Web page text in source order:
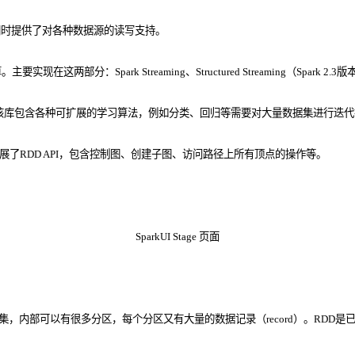
提供了对各种数据源的读写支持。
要实现在这两部分：Spark Streaming、Structured Streaming（Spark 2.3版
包含各种可扩展的学习算法，例如分类、回归等需要对大量数据集进行迭
RDD API，包含控制图、创建子图、访问路径上所有顶点的操作等。
SparkUI Stage 页面
内部可以有很多分区，每个分区又有大量的数据记录（record）。RDD是